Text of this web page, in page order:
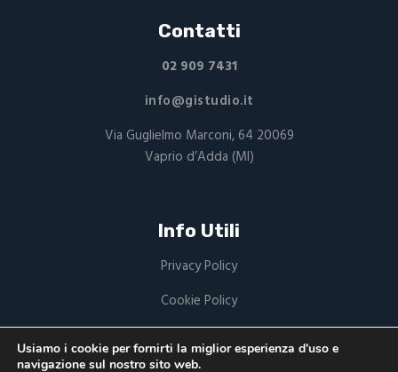
Contatti
02 909 7431
info@gistudio.it
Via Guglielmo Marconi, 64 20069
Vaprio d’Adda (MI)
Info Utili
Privacy Policy
Cookie Policy
Usiamo i cookie per fornirti la miglior esperienza d'uso e
navigazione sul nostro sito web.